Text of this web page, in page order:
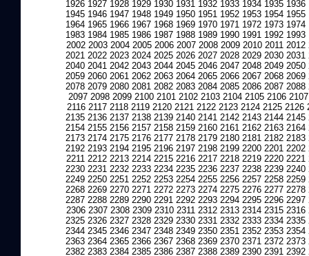
1926 1927 1928 1929 1930 1931 1932 1933 1934 1935 1936
1945 1946 1947 1948 1949 1950 1951 1952 1953 1954 1955
1964 1965 1966 1967 1968 1969 1970 1971 1972 1973 1974
1983 1984 1985 1986 1987 1988 1989 1990 1991 1992 1993
2002 2003 2004 2005 2006 2007 2008 2009 2010 2011 2012
2021 2022 2023 2024 2025 2026 2027 2028 2029 2030 2031
2040 2041 2042 2043 2044 2045 2046 2047 2048 2049 2050
2059 2060 2061 2062 2063 2064 2065 2066 2067 2068 2069
2078 2079 2080 2081 2082 2083 2084 2085 2086 2087 2088
2097 2098 2099 2100 2101 2102 2103 2104 2105 2106 2107
2116 2117 2118 2119 2120 2121 2122 2123 2124 2125 2126
2135 2136 2137 2138 2139 2140 2141 2142 2143 2144 2145
2154 2155 2156 2157 2158 2159 2160 2161 2162 2163 2164
2173 2174 2175 2176 2177 2178 2179 2180 2181 2182 2183
2192 2193 2194 2195 2196 2197 2198 2199 2200 2201 2202
2211 2212 2213 2214 2215 2216 2217 2218 2219 2220 2221
2230 2231 2232 2233 2234 2235 2236 2237 2238 2239 2240
2249 2250 2251 2252 2253 2254 2255 2256 2257 2258 2259
2268 2269 2270 2271 2272 2273 2274 2275 2276 2277 2278
2287 2288 2289 2290 2291 2292 2293 2294 2295 2296 2297
2306 2307 2308 2309 2310 2311 2312 2313 2314 2315 2316
2325 2326 2327 2328 2329 2330 2331 2332 2333 2334 2335
2344 2345 2346 2347 2348 2349 2350 2351 2352 2353 2354
2363 2364 2365 2366 2367 2368 2369 2370 2371 2372 2373
2382 2383 2384 2385 2386 2387 2388 2389 2390 2391 2392